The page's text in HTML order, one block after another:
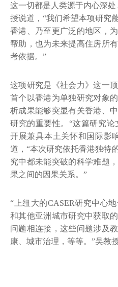
这一切都是人类源于内心深
授说道，“我们希望本项研究
香港、乃至更广泛的地区，
帮助，也为未来提高住房所
考依据。”
这项研究是《社会力》这一
首个以香港为单独研究对象
析成果能够突显有关香港、
研究的重要性。“这篇研究论
开展兼具本土关怀和国际影
道，“本次研究依托香港独特
究中都未能突破的科学难题
果之间的因果关系。”
“上纽大的CASER研究中心
和其他亚洲城市研究中获取
问题相连接，这些问题涉及
康、城市治理，等等。”吴教